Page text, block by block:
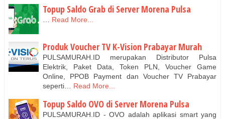
Topup Saldo Grab di Server Morena Pulsa
Read More...
Produk Voucher TV K-Vision Prabayar Murah
PULSAMURAH.ID merupakan Distributor Pulsa
Elektrik, Paket Data, Token PLN, Voucher Game
Online, PPOB Payment dan Voucher TV Prabayar
seperti…
Read More...
Topup Saldo OVO di Server Morena Pulsa
PULSAMURAH.ID - OVO adalah aplikasi smart yang